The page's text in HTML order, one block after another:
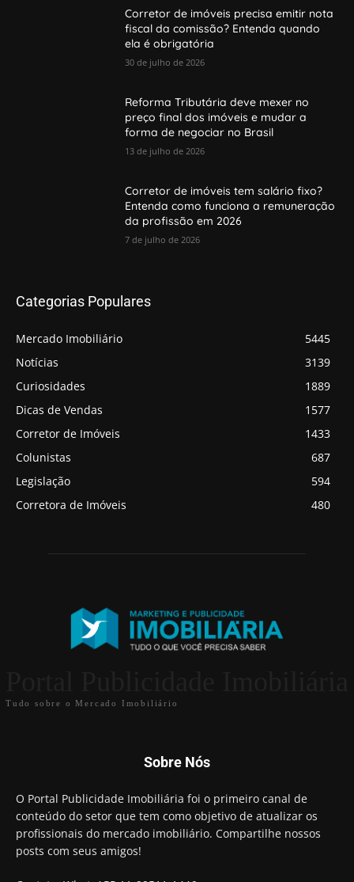
Corretor de imóveis precisa emitir nota
fiscal da comissão? Entenda quando
ela é obrigatória
30 de julho de 2026
Reforma Tributária deve mexer no
preço final dos imóveis e mudar a
forma de negociar no Brasil
13 de julho de 2026
Corretor de imóveis tem salário fixo?
Entenda como funciona a remuneração
da profissão em 2026
7 de julho de 2026
Categorias Populares
Mercado Imobiliário
5445
Notícias
3139
Curiosidades
1889
Dicas de Vendas
1577
Corretor de Imóveis
1433
Colunistas
687
Legislação
594
Corretora de Imóveis
480
Tudo sobre o Mercado Imobiliário
Sobre Nós
O Portal Publicidade Imobiliária foi o primeiro canal de
conteúdo do setor que tem como objetivo de atualizar os
profissionais do mercado imobiliário. Compartilhe nossos
posts com seus amigos!